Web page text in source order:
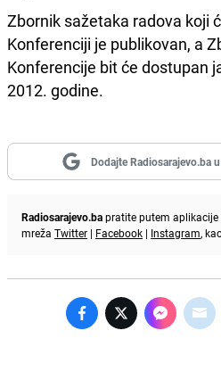
Zbornik sažetaka radova koji
Konferenciji je publikovan, a
Konferencije bit će dostupan
2012. godine.
Dodajte Radiosarajevo.ba
Radiosarajevo.bapratite putem aplikacije
mreža Twitter | Facebook | Instagram,